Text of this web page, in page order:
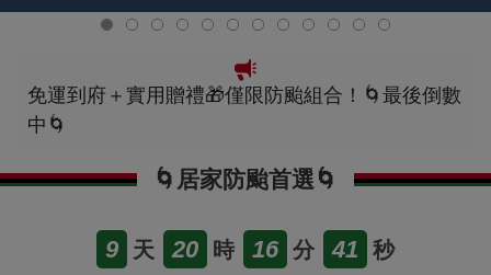
免運到府＋實用贈禮🎁僅限防颱組合！🌀最後倒數
中🌀
🌀居家防颱首選🌀
9 天 20 時 16 分 40 秒